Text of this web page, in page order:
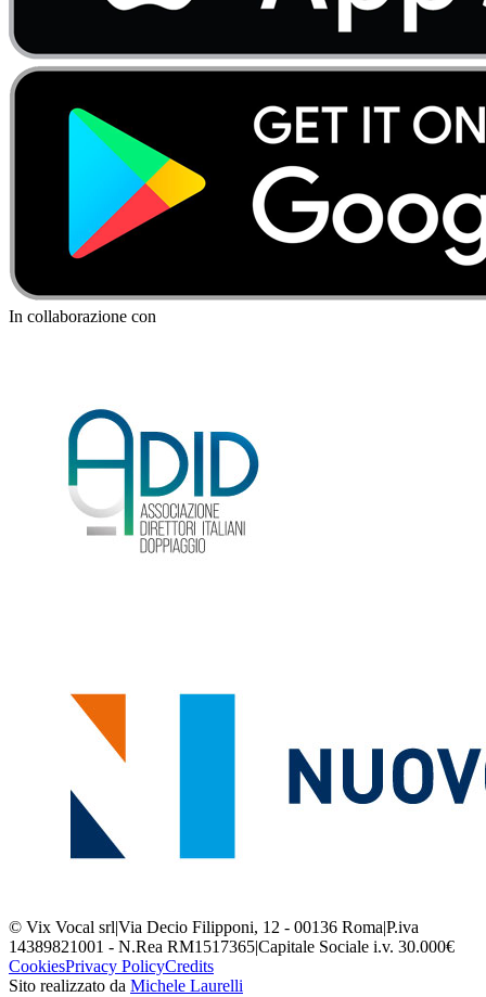
In collaborazione con
© Vix Vocal srl|Via Decio Filipponi, 12 - 00136 Roma|P.iva
14389821001 - N.Rea RM1517365|Capitale Sociale i.v. 30.000€
CookiesPrivacy PolicyCredits
Sito realizzato da Michele Laurelli